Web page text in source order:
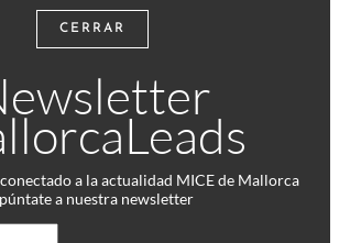
CERRAR
a la actualidad MICE de Mallorca
a nuestra newsletter